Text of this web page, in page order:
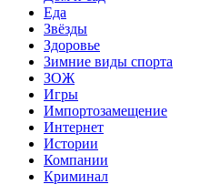
Еда
Звёзды
Здоровье
Зимние виды спорта
ЗОЖ
Игры
Импортозамещение
Интернет
Истории
Компании
Криминал